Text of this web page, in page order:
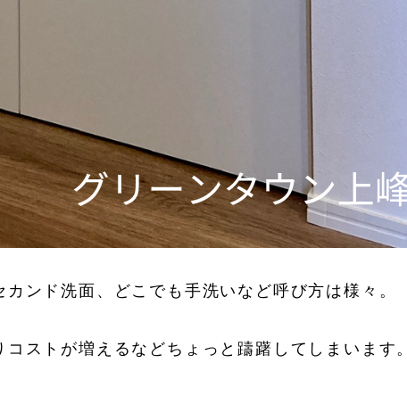
ンド洗面、どこでも手洗いなど呼び方は様々。
ストが増えるなどちょっと躊躇してしまいます。